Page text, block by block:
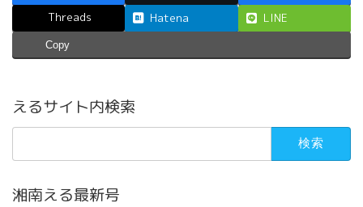
Threads
Hatena LINE
Copy
えるサイト内検索
検
湘南える最新号